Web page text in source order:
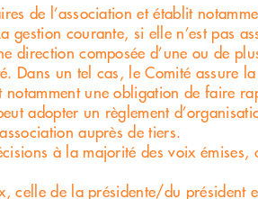
de l’association et établit
gestion courante, si elle n’est pas
direction composée d’une ou de
Dans un tel cas, le Comité assure
une obligation de faire
adopter un règlement
auprès de tiers.
à la majorité des voix émises,
celle de la présidente/du président